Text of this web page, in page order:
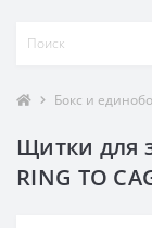
Бокс и
Щитки для
RING TO